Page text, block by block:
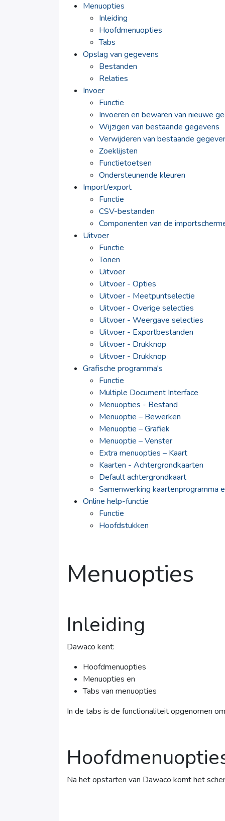
Menuopties
Inleiding
Hoofdmenuopties
Tabs
Opslag van gegevens
Bestanden
Relaties
Invoer
Functie
Invoeren en bewaren van nieuwe
Wijzigen van bestaande gegevens
Verwijderen van bestaande
Zoeklijsten
Functietoetsen
Ondersteunende kleuren
Import/export
Functie
CSV-bestanden
Componenten van de
Uitvoer
Functie
Tonen
Uitvoer
Uitvoer - Opties
Uitvoer - Meetpuntselectie
Uitvoer - Overige selecties
Uitvoer - Weergave selecties
Uitvoer - Exportbestanden
Uitvoer - Drukknop
Uitvoer - Drukknop
Grafische programma's
Functie
Multiple Document Interface
Menuopties - Bestand
Menuoptie – Bewerken
Menuoptie – Grafiek
Menuoptie – Venster
Extra menuopties – Kaart
Kaarten - Achtergrondkaarten
Default achtergrondkaart
Samenwerking kaartenprogramma
Online help-functie
Functie
Hoofdstukken
Menuopties
Inleiding
Dawaco kent:
Hoofdmenuopties
Menuopties en
Tabs van menuopties
In de tabs is de functionaliteit opgenomen
Na het opstarten van Dawaco komt het